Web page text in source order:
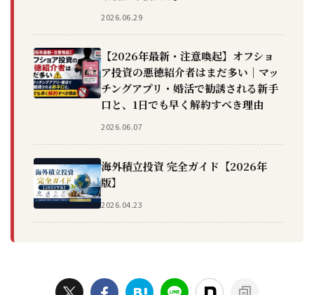
2026.06.29
【2026年最新・注意喚起】オフショ
ア投資の悪徳紹介者はまだ多い｜マッ
チングアプリ・婚活で勧誘される新手
口と、1日でも早く解約すべき理由
2026.06.07
海外積立投資 完全ガイド【2026年
版】
2026.04.23